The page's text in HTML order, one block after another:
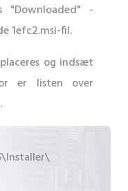
-
1efc2.msi-fil.
og indsæt
er listen over